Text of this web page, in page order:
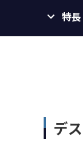
特長
デ